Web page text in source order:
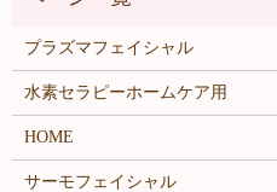
プラズマフェイシャル
水素セラピーホームケア用
HOME
サーモフェイシャル